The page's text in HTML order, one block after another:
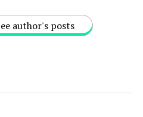
author's posts